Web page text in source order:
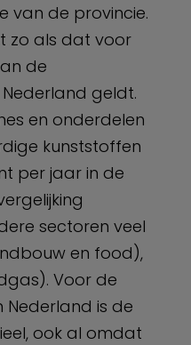
van de provincie.
zo als dat voor
de
geldt.
en onderdelen
kunststoffen
per jaar in de
sectoren veel
en food),
Voor de
Nederland is de
ook al omdat